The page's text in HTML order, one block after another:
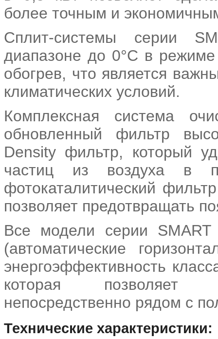
более точным и
Сплит-системы серии
диапазоне до 0°С в
обогрев, что является
климатических условий.
Комплексная система
обновленный фильтр
Density фильтр, который
частиц из воздуха в
фотокаталитический
позволяет предотвращать
Все модели серии
(автоматические
энергоэффективность
которая позволяет
непосредственно рядом с
Технические характеристики: